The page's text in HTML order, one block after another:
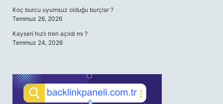
Koç burcu uyumsuz olduğu burçlar ?
Temmuz 26, 2026
Kayseri hızlı tren açıldı mı ?
Temmuz 24, 2026